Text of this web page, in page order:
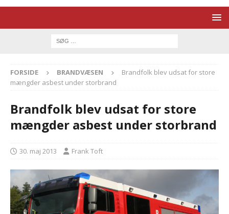
FORSIDE BRANDVÆSEN
Brandfolk blev udsat for store
mængder asbest under storbrand
Brandfolk blev udsat for store
mængder asbest under storbrand
30. maj 2013 Frank Toft